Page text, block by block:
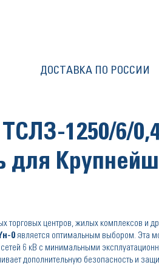
ДОСТАВКА ПО РОССИИ
1250/6/
для
торговых центров, жилых комплексов и
0 является оптимальным выбором. Эта
6 кВ с минимальными
дополнительную безопасность и